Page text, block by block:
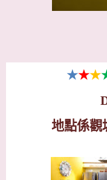
★★★
地點係觀